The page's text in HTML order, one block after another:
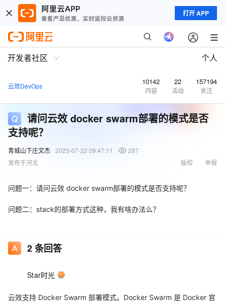
打开 APP
开发者社区 个人
云效DevOps 10142
内容
22
活动
157194
关注
请问云效 docker swarm部署的模式是否
支持呢？
青城山下庄文杰 2023-07-22 09:47:11
297
发布于河北
举报
版权
问题一：请问云效 docker swarm部署的模式是否支持呢？
问题二：stack的部署方式这种，我有啥办法么？
2条回答
Star时光
云效支持 Docker Swarm 部署模式。Docker Swarm 是 Docker 官